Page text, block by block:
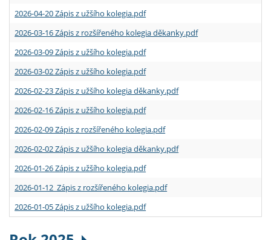
2026-04-20 Zápis z užšího kolegia.pdf
2026-03-16 Zápis z rozšířeného kolegia děkanky.pdf
2026-03-09 Zápis z užšího kolegia.pdf
2026-03-02 Zápis z užšího kolegia.pdf
2026-02-23 Zápis z užšího kolegia děkanky.pdf
2026-02-16 Zápis z užšího kolegia.pdf
2026-02-09 Zápis z rozšířeného kolegia.pdf
2026-02-02 Zápis z užšího kolegia děkanky.pdf
2026-01-26 Zápis z užšího kolegia.pdf
2026-01-12 Zápis z rozšířeného kolegia.pdf
2026-01-05 Zápis z užšího kolegia.pdf